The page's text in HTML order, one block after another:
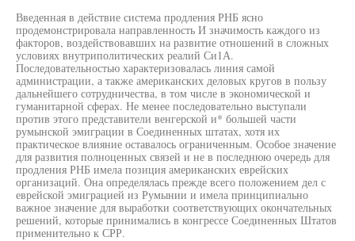
Введенная в действие система продления РНБ ясно
продемонстрировала направленность И значимость каждого из
факторов, воздействовавших на развитие отношений в сложных
условиях внутриполитических реалий Си1А.
Последовательностью характеризовалась линия самой
администрации, а также американских деловых кругов в пользу
дальнейшего сотрудничества, в том числе в экономической и
гуманитарной сферах. Не менее последовательно выступали
против этого представители венгерской и* большей части
румынской эмиграции в Соединенных штатах, хотя их
практическое влияние оставалось ограниченным. Особое значение
для развития полноценных связей и не в последнюю очередь для
продления РНБ имела позиция американских еврейских
организаций. Она определялась прежде всего положением дел с
еврейской эмиграцией из Румынии и имела принципиально
важное значение для выработки соответствующих окончательных
решений, которые принимались в конгрессе Соединенных Штатов
применительно к СРР.